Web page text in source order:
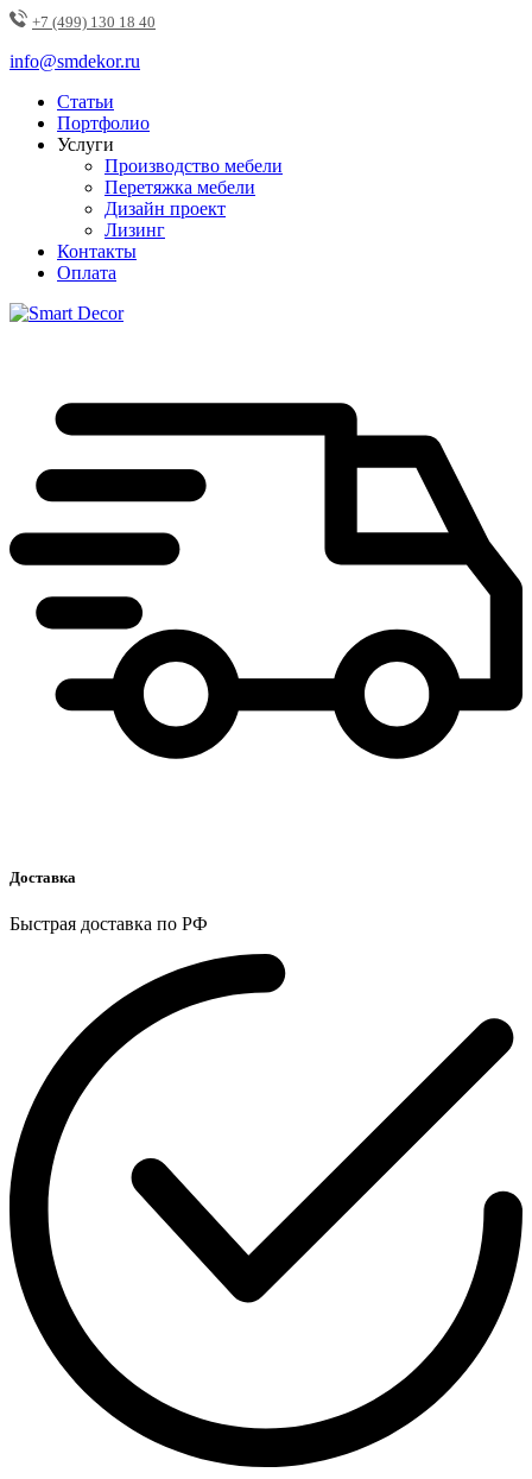
+7 (499) 130 18 40
info@smdekor.ru
Статьи
Портфолио
Услуги
Производство мебели
Перетяжка мебели
Дизайн проект
Лизинг
Контакты
Оплата
Доставка
Быстрая доставка по РФ